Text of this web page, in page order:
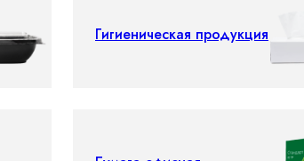
Гигиеническая продукция